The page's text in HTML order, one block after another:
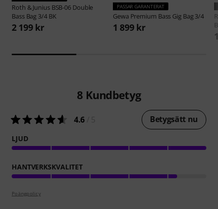
Roth & Junius BSB-06 Double
Bass Bag 3/4 BK
2 199 kr
PASSAR GARANTERAT
Gewa Premium Bass Gig Bag 3/4
1 899 kr
8 Kundbetyg
4.6 Betygsätt nu
LJUD
HANTVERKSKVALITET
Poängpolicy